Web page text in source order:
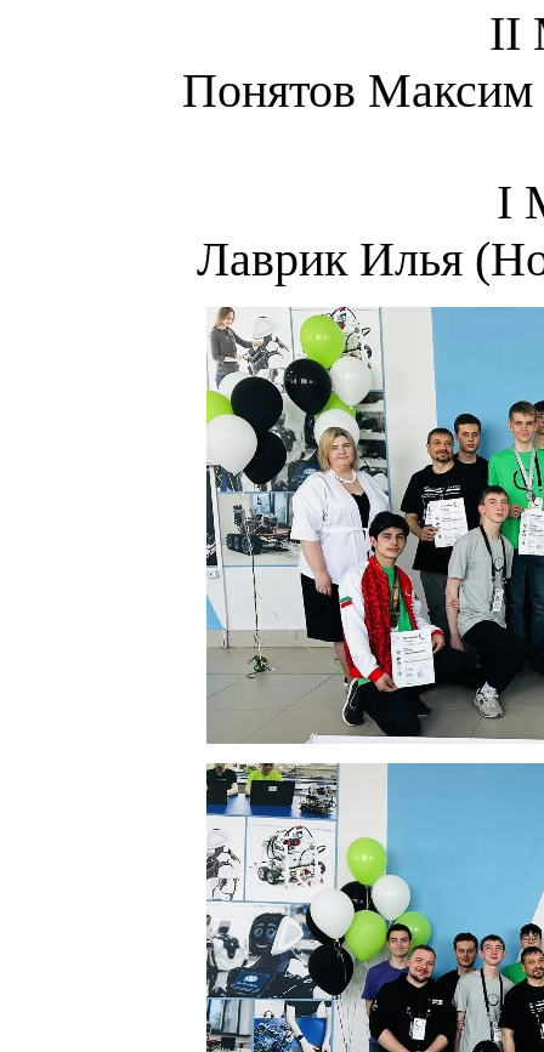
II
Понятов Максим
I
Лаврик Илья